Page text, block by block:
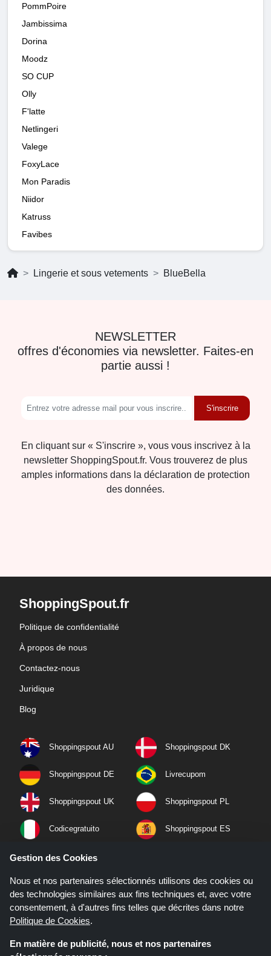
PommPoire
Jambissima
Dorina
Moodz
SO CUP
Olly
F'latte
Netlingeri
Valege
FoxyLace
Mon Paradis
Niidor
Katruss
Favibes
Lingerie et sous vetements BlueBella
NEWSLETTER
offres d'économies via newsletter. Faites-en
partie aussi !
S'inscrire
En cliquant sur « S'inscrire », vous vous inscrivez à la
newsletter ShoppingSpout.fr. Vous trouverez de plus
amples informations dans la déclaration de protection
des données.
ShoppingSpout.fr
Politique de confidentialité
À propos de nous
Contactez-nous
Juridique
Blog
Shoppingspout AU Shoppingspout DK
Shoppingspout DE Livrecupom
Shoppingspout UK Shoppingspout PL
Codicegratuito Shoppingspout ES
Shoppingspout NL
Shoppingspout PT Shoppingspout NO
Gestion des Cookies
Nous et nos partenaires sélectionnés utilisons des cookies ou
des technologies similaires aux fins techniques et, avec votre
consentement, à d'autres fins telles que décrites dans notre
Politique de Cookies.
En matière de publicité, nous et nos partenaires